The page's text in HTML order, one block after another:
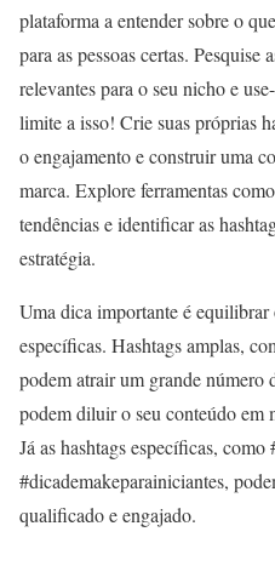
plataforma a entender sobre o
para as pessoas certas. Pesquise
relevantes para o seu nicho e
limite a isso! Crie suas próprias
o engajamento e construir uma
marca. Explore ferramentas
tendências e identificar as
estratégia.
Uma dica importante é equilibrar
específicas. Hashtags amplas,
podem atrair um grande número
podem diluir o seu conteúdo em
Já as hashtags específicas, como
#dicademakeparainiciantes,
qualificado e engajado.